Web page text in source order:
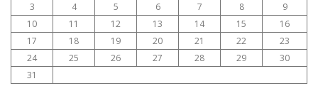
3
4 5 6 7 8
9
10
11 12 13 14 15
16
17
18 19 20 21 22
23
24
25 26 27 28 29
30
31